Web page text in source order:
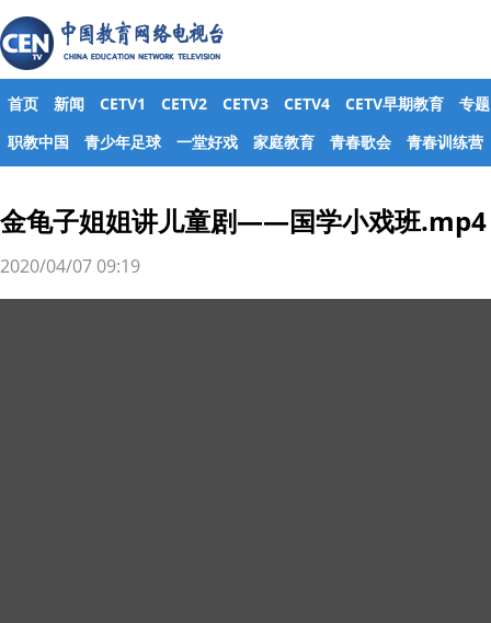
首页 新闻 CETV1 CETV2 CETV3 CETV4 CETV早期教育
专题
职教中国
青少年足球 一堂好戏 家庭教育 青春歌会 青春训练营
金龟子姐姐讲儿童剧——国学小戏班.mp4
2020/04/07 09:19